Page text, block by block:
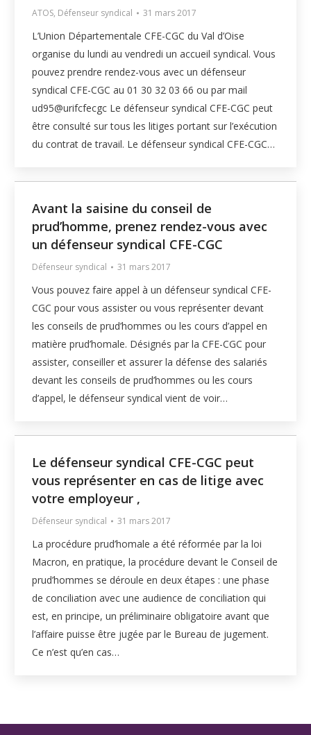
ATOS, Défenseur syndical 31 mars 2017
L’Union Départementale CFE-CGC du Val d’Oise
organise du lundi au vendredi un accueil syndical. Vous
pouvez prendre rendez-vous avec un défenseur
syndical CFE-CGC au 01 30 32 03 66 ou par mail
ud95@urifcfecgc Le défenseur syndical CFE-CGC peut
être consulté sur tous les litiges portant sur l’exécution
du contrat de travail. Le défenseur syndical CFE-CGC…
Avant la saisine du conseil de
prud’homme, prenez rendez-vous avec
un défenseur syndical CFE-CGC
Défenseur syndical 31 mars 2017
Vous pouvez faire appel à un défenseur syndical CFE-
CGC pour vous assister ou vous représenter devant
les conseils de prud’hommes ou les cours d’appel en
matière prud’homale. Désignés par la CFE-CGC pour
assister, conseiller et assurer la défense des salariés
devant les conseils de prud’hommes ou les cours
d’appel, le défenseur syndical vient de voir…
Le défenseur syndical CFE-CGC peut
vous représenter en cas de litige avec
votre employeur ,
Défenseur syndical 31 mars 2017
La procédure prud’homale a été réformée par la loi
Macron, en pratique, la procédure devant le Conseil de
prud’hommes se déroule en deux étapes : une phase
de conciliation avec une audience de conciliation qui
est, en principe, un préliminaire obligatoire avant que
l’affaire puisse être jugée par le Bureau de jugement.
Ce n’est qu’en cas…